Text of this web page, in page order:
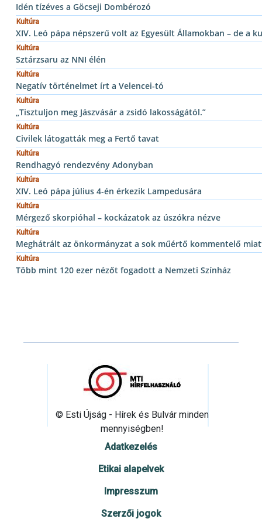
Idén tízéves a Göcseji Dombérozó
Kultúra
XIV. Leó pápa népszerű volt az Egyesült Államokban – de a
Kultúra
Sztárzsaru az NNI élén
Kultúra
Negatív történelmet írt a Velencei-tó
Kultúra
„Tisztuljon meg Jászvásár a zsidó lakosságától.”
Kultúra
Civilek látogatták meg a Fertő tavat
Kultúra
Rendhagyó rendezvény Adonyban
Kultúra
XIV. Leó pápa július 4-én érkezik Lampedusára
Kultúra
Mérgező skorpióhal – kockázatok az úszókra nézve
Kultúra
Meghátrált az önkormányzat a sok műértő kommentelő
Kultúra
Több mint 120 ezer nézőt fogadott a Nemzeti Színház
© Esti Újság - Hírek és Bulvár minden
mennyiségben!
Adatkezelés
Etikai alapelvek
Impresszum
Szerzői jogok